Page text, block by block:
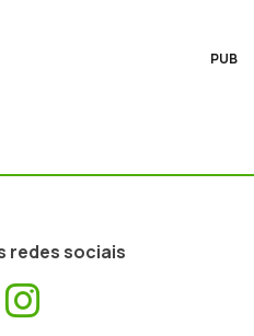
PUB
redes sociais
Facebook